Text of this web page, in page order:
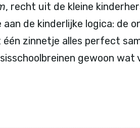
, recht uit de kleine
de kinderlijke logica: de
zinnetje alles perfect
gewoon wat